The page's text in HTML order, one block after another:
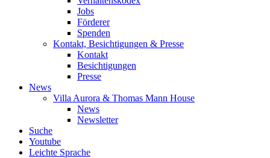
Jobs
Förderer
Spenden
Kontakt, Besichtigungen & Presse
Kontakt
Besichtigungen
Presse
News
Villa Aurora & Thomas Mann House
News
Newsletter
Suche
Youtube
Leichte Sprache